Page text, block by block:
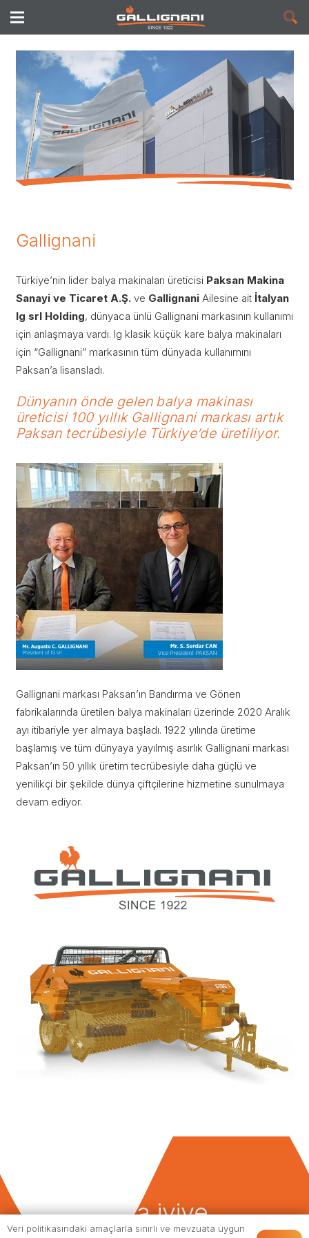
Gallignani
Türkiye’nin lider balya makinaları üreticisi Paksan Makina
Sanayi ve Ticaret A.Ş.ve GallignaniAilesine ait İtalyan
lg srl Holding, dünyaca ünlü Gallignani markasının kullanımı
için anlaşmaya vardı. lg klasik küçük kare balya makinaları
için “Gallignani” markasının tüm dünyada kullanımını
Paksan’a lisansladı.
Dünyanın önde gelen balya makinası
üreticisi 100 yıllık Gallignani markası artık
Paksan tecrübesiyle Türkiye’de üretiliyor.
Gallignani markası Paksan’ın Bandırma ve Gönen
fabrikalarında üretilen balya makinaları üzerinde 2020 Aralık
ayı itibariyle yer almaya başladı. 1922 yılında üretime
başlamış ve tüm dünyaya yayılmış asırlık Gallignani markası
Paksan’ın 50 yıllık üretim tecrübesiyle daha güçlü ve
yenilikçi bir şekilde dünya çiftçilerine hizmetine sunulmaya
devam ediyor.
daha iyiye...
Veri politikasındaki amaçlarla sınırlı ve mevzuata uygun